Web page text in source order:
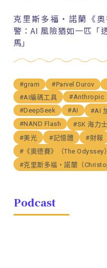
克里斯多福・諾蘭《
警：AI 風險猶如一匹「
馬」
#gram #Parvel Durov
#AI編碼工具
#Anthropic
#DeepSeek
#AI #AI
#NAND Flash
#SK 海力士
#美光
#記憶體 #財報
#《奧德賽》（The Odyssey）
#克里斯多福・諾蘭（
Podcast